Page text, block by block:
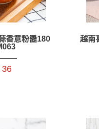
香意粉醬180
36
越南